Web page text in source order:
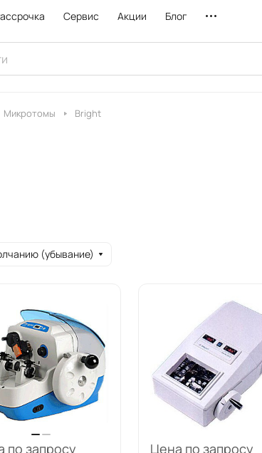
Сервис Акции Блог
Микротомы Bright
(убывание)
по запросу Цена по запросу